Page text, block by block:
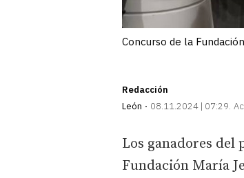
Concurso de la
Redacción
León
08.11.2024 | 07:29
Los ganadores
Fundación María